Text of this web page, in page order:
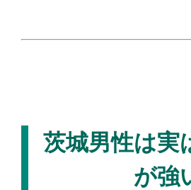
茨城男性は実
が強